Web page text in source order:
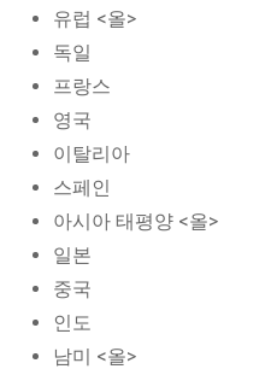
유럽 <올>
독일
프랑스
영국
이탈리아
스페인
아시아 태평양 <올>
일본
중국
인도
남미 <올>